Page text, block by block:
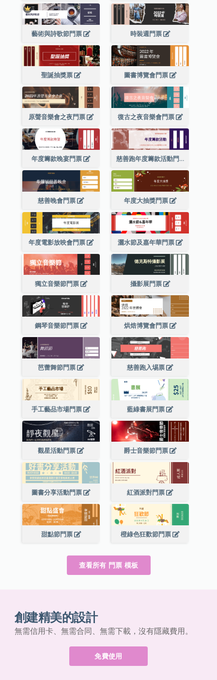
藝術與詩歌節門票 時裝週門票
聖誕抽獎票 圖書博覽會門票
原聲音樂會之夜門票 復古之夜音樂會門票
年度籌款晚宴門票 慈善跑年度籌款活動門票
慈善晚會門票 年度大抽獎門票
年度電影放映會門票 灑水節及嘉年華門票
獨立音樂節門票 攝影展門票
鋼琴音樂節門票 烘焙博覽會門票
芭蕾舞節門票 慈善跑入埸票
手工藝品市場門票 藍綠書展門票
觀星活動門票 爵士音樂節門票
圖書分享活動門票 紅酒派對門票
甜點節門票 橙綠色狂歡節門票
查看所有 門票 模板
創建精美的設計
無需信用卡、無需合同、無需下載，沒有隱藏費用。
免費使用